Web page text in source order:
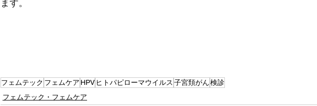
ます。
フェムテック フェムケア HPV ヒトパピローマウイルス 子宮頚がん検診
フェムテック・フェムケア